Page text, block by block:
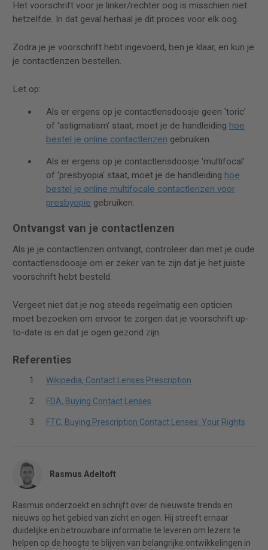
Het voorschrift voor je linker/rechter oog is misschien niet
hetzelfde. In dat geval herhaal je dit proces voor elk oog.
Zodra je je voorschrift hebt ingevoerd, ben je klaar, en kun je
je contactlenzen bestellen.
Let op:
Als er ergens op je contactlensdoosje geen 'toric'
of 'astigmatism' staat, moet je de handleiding hoe
bestel je online contactlenzen gebruiken.
Als er ergens op je contactlensdoosje 'multifocal'
of 'presbyopia' staat, moet je de handleiding hoe
bestel je online multifocale contactlenzen voor
presbyopie gebruiken.
Ontvangst van je contactlenzen
Als je je contactlenzen ontvangt, controleer dan met je oude
contactlensdoosje om er zeker van te zijn dat je het juiste
voorschrift hebt besteld.
Vergeet niet dat je nog steeds regelmatig een opticien
moet bezoeken om ervoor te zorgen dat je voorschrift up-
to-date is en dat je ogen gezond zijn.
Referenties
Wikipedia, Contact Lenses Prescription
FDA, Buying Contact Lenses
FTC, Buying Prescription Contact Lenses: Your Rights
Rasmus Adeltoft
Rasmus onderzoekt en schrijft over de nieuwste trends en
nieuws op het gebied van zicht en ogen. Hij streeft ernaar
duidelijke en betrouwbare informatie te leveren om lezers te
helpen op de hoogte te blijven van belangrijke ontwikkelingen in